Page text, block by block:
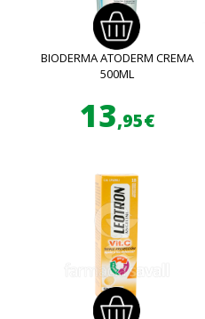
BIODERMA ATODERM CREMA
500ML
13,95€